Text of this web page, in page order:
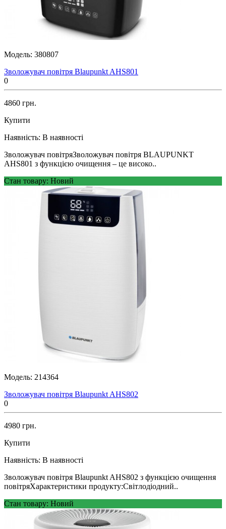
Модель: 380807
Зволожувач повітря Blaupunkt AHS801
0
4860 грн.
Купити
Наявність: В наявності
Зволожувач повітряЗволожувач повітря BLAUPUNKT
AHS801 з функцією очищення – це високо..
Стан товару: Новий
Модель: 214364
Зволожувач повітря Blaupunkt AHS802
0
4980 грн.
Купити
Наявність: В наявності
Зволожувач повітря Blaupunkt AHS802 з функцією очищення
повітряХарактеристики продукту:Світлодіодний..
Стан товару: Новий